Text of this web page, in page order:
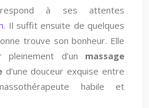
à ses attentes
. Il suffit ensuite de quelques
trouve son bonheur. Elle
d’un massage
d’une douceur exquise entre
habile et